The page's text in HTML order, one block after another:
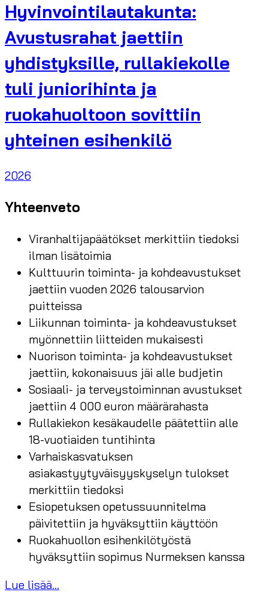
Hyvinvointilautakunta:
Avustusrahat jaettiin
yhdistyksille, rullakiekolle
tuli juniorihinta ja
ruokahuoltoon sovittiin
yhteinen esihenkilö
2026
Yhteenveto
Viranhaltijapäätökset merkittiin tiedoksi
ilman lisätoimia
Kulttuurin toiminta- ja kohdeavustukset
jaettiin vuoden 2026 talousarvion
puitteissa
Liikunnan toiminta- ja kohdeavustukset
myönnettiin liitteiden mukaisesti
Nuorison toiminta- ja kohdeavustukset
jaettiin, kokonaisuus jäi alle budjetin
Sosiaali- ja terveystoiminnan avustukset
jaettiin 4 000 euron määrärahasta
Rullakiekon kesäkaudelle päätettiin alle
18-vuotiaiden tuntihinta
Varhaiskasvatuksen
asiakastyytyväisyyskyselyn tulokset
merkittiin tiedoksi
Esiopetuksen opetussuunnitelma
päivitettiin ja hyväksyttiin käyttöön
Ruokahuollon esihenkilötyöstä
hyväksyttiin sopimus Nurmeksen kanssa
Lue lisää...